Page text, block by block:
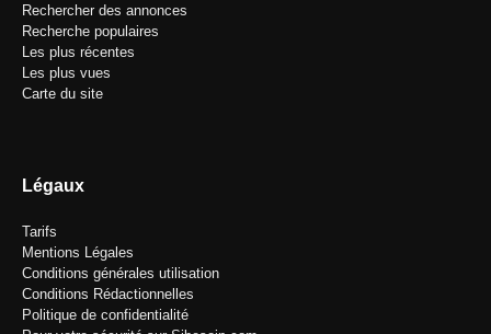
Rechercher des annonces
Recherche populaires
Les plus récentes
Les plus vues
Carte du site
Légaux
Tarifs
Mentions Légales
Conditions générales utilisation
Conditions Rédactionnelles
Politique de confidentialité